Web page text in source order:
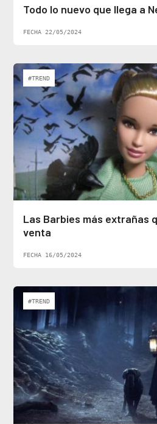
Todo lo nuevo que llega a
FECHA 22/05/2024
#TREND
Las Barbies más extrañas
venta
FECHA 16/05/2024
#TREND